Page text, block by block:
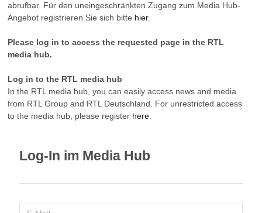
abrufbar. Für den uneingeschränkten Zugang zum Media Hub-
Angebot registrieren Sie sich bitte hier.
Please log in to access the requested page in the RTL
media hub.
Log in to the RTL media hub
In the RTL media hub, you can easily access news and media
from RTL Group and RTL Deutschland. For unrestricted access
to the media hub, please register here
Log-In im Media Hub